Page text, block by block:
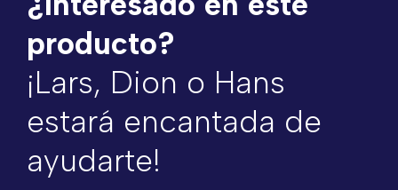
producto?
¡Lars, Dion o Hans
estará encantada de
ayudarte!